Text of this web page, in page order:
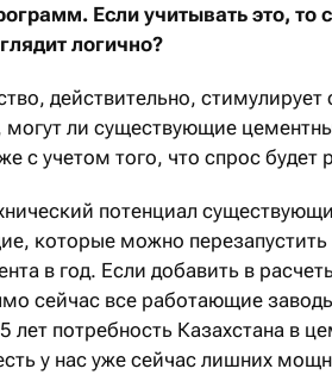
Если учитывать это,
логично?
действительно,
могут ли существующие
с учетом того, что спрос будет
потенциал
которые можно
в год. Если добавить в
сейчас все работающие
лет потребность Казахстана в
у нас уже сейчас лишних